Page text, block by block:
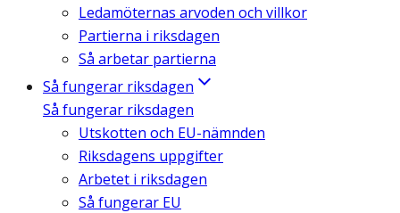
Ledamöternas arvoden och villkor
Partierna i riksdagen
Så arbetar partierna
Så fungerar riksdagen
Så fungerar riksdagen
Utskotten och EU-nämnden
Riksdagens uppgifter
Arbetet i riksdagen
Så fungerar EU